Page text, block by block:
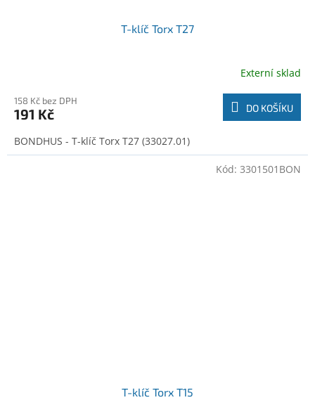
T-klíč Torx T27
Externí sklad
158 Kč bez DPH
191 Kč DO KOŠÍKU
BONDHUS - T-klíč Torx T27 (33027.01)
T-klíč Torx T15
Kód: 3301501BON